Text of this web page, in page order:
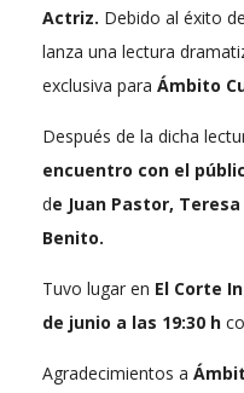
Actriz. Debido al éxito
lanza una lectura
exclusiva para Ámbito
Después de la dicha
encuentro con el
de Juan Pastor,
Benito.
Tuvo lugar en El Corte
de junio a las 19:30 h
Agradecimientos a